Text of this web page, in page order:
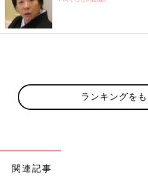
ランキングを
関連記事